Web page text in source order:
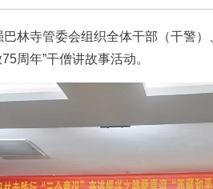
寺管委会组织全体干部（干警）
周年”干僧讲故事活动。